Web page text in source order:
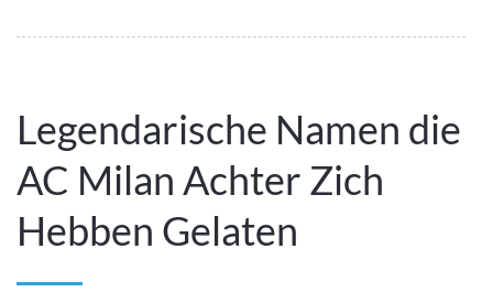
Legendarische Namen die
AC Milan Achter Zich
Hebben Gelaten